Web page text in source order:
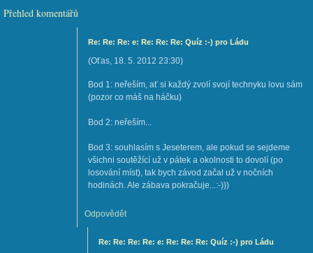
Přehled komentářů
Re: Re: Re: e: Re: Re: Re: Quíz :-) pro Ládu
(Oťas, 18. 5. 2012 23:30)
Bod 1: neřeším, ať si každý zvolí svojí technyku lovu sám
(pozor co máš na háčku)
Bod 2: neřeším...
Bod 3: souhlasím s Jeseterem, ale pokud se sejdeme
všichni soutěžící už v pátek a okolnosti to dovolí (po
losování míst), tak bych závod začal už v nočních
hodinách. Ale zábava pokračuje...:-)))
Odpovědět
Re: Re: Re: Re: e: Re: Re: Re: Quíz :-) pro Ládu